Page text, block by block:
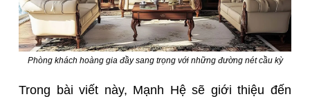
Phòng khách hoàng gia đầy sang trọng với những đường nét cầu kỳ
Trong bài viết này, Mạnh Hệ sẽ giới thiệu đến